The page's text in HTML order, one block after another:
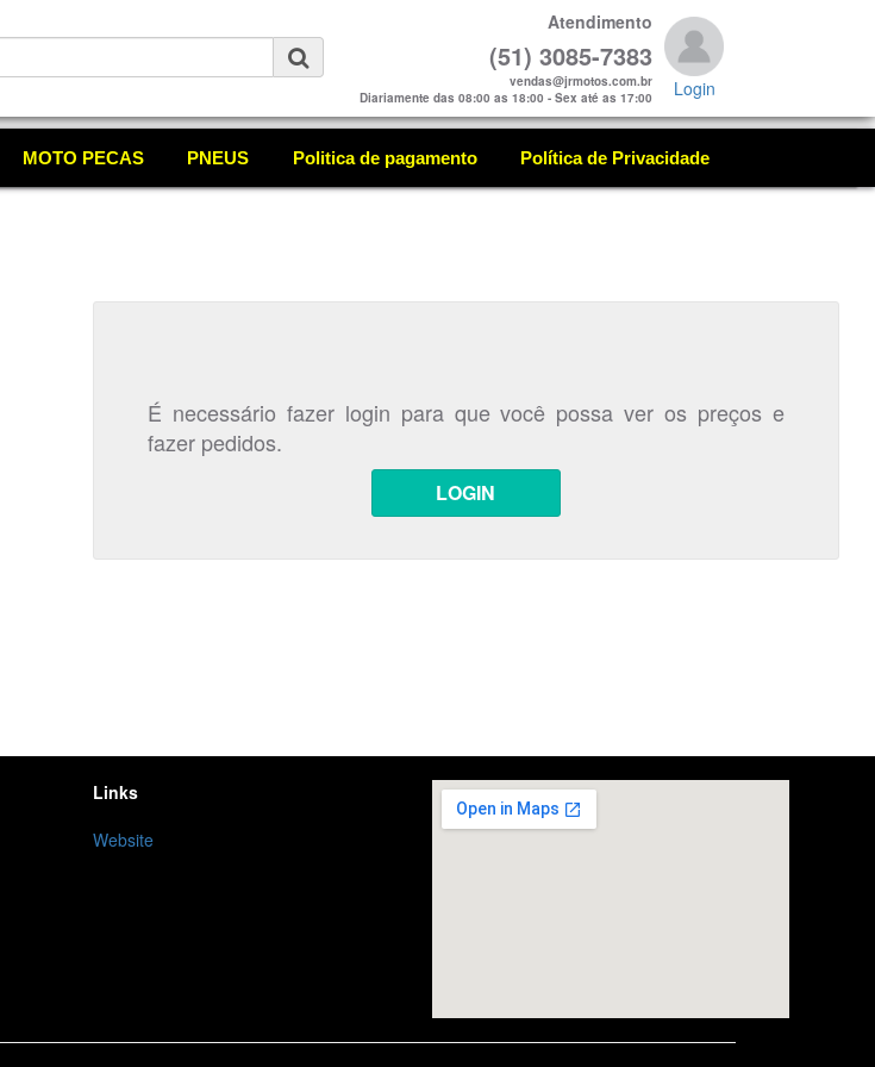
Atendimento
(51) 3085-7383
vendas@jrmotos.com.br
Diariamente das 08:00 as 18:00 - Sex até as 17:00
Login
MOTO PECAS PNEUS Politica de pagamento Política de Privacidade
É necessário fazer login para que você possa ver os preços e
fazer pedidos.
LOGIN
Links
Website